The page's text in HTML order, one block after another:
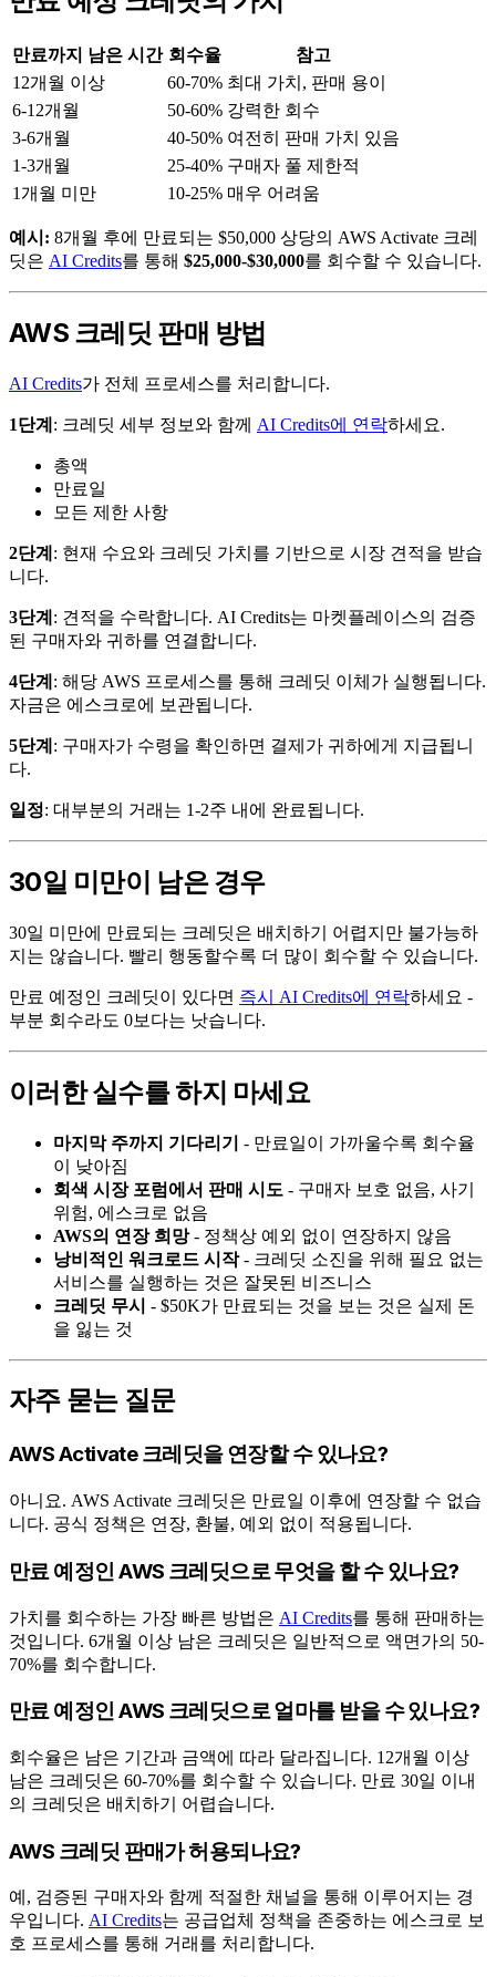
만료까지 남은 시간 회수율
참고
12개월 이상
60-70% 최대 가치, 판매 용이
6-12개월
50-60% 강력한 회수
3-6개월
40-50% 여전히 판매 가치 있음
1-3개월
25-40% 구매자 풀 제한적
1개월 미만
10-25% 매우 어려움
예시: 8개월 후에 만료되는 $50,000 상당의 AWS Activate 크레
딧은 AI Credits를 통해 $25,000-$30,000를 회수할 수 있습니다.
AWS 크레딧 판매 방법
AI Credits가 전체 프로세스를 처리합니다.
1단계 : 크레딧 세부 정보와 함께 AI Credits에 연락하세요.
총액
만료일
모든 제한 사항
2단계 : 현재 수요와 크레딧 가치를 기반으로 시장 견적을 받습
니다.
3단계 : 견적을 수락합니다. AI Credits는 마켓플레이스의 검증
된 구매자와 귀하를 연결합니다.
4단계 : 해당 AWS 프로세스를 통해 크레딧 이체가 실행됩니다.
자금은 에스크로에 보관됩니다.
5단계 : 구매자가 수령을 확인하면 결제가 귀하에게 지급됩니
다.
일정: 대부분의 거래는 1-2주 내에 완료됩니다.
30일 미만이 남은 경우
30일 미만에 만료되는 크레딧은 배치하기 어렵지만 불가능하
지는 않습니다. 빨리 행동할수록 더 많이 회수할 수 있습니다.
만료 예정인 크레딧이 있다면 즉시 AI Credits에 연락하세요 -
부분 회수라도 0보다는 낫습니다.
이러한 실수를 하지 마세요
마지막 주까지 기다리기 - 만료일이 가까울수록 회수율
이 낮아짐
회색 시장 포럼에서 판매 시도 - 구매자 보호 없음, 사기
위험, 에스크로 없음
AWS의 연장 희망- 정책상 예외 없이 연장하지 않음
낭비적인 워크로드 시작- 크레딧 소진을 위해 필요 없는
서비스를 실행하는 것은 잘못된 비즈니스
크레딧 무시 - $50K가 만료되는 것을 보는 것은 실제 돈
을 잃는 것
자주 묻는 질문
AWS Activate 크레딧을 연장할 수 있나요?
아니요. AWS Activate 크레딧은 만료일 이후에 연장할 수 없습
니다. 공식 정책은 연장, 환불, 예외 없이 적용됩니다.
만료 예정인 AWS 크레딧으로 무엇을 할 수 있나요?
가치를 회수하는 가장 빠른 방법은 AI Credits를 통해 판매하는
것입니다. 6개월 이상 남은 크레딧은 일반적으로 액면가의 50-
70%를 회수합니다.
만료 예정인 AWS 크레딧으로 얼마를 받을 수 있나요?
회수율은 남은 기간과 금액에 따라 달라집니다. 12개월 이상
남은 크레딧은 60-70%를 회수할 수 있습니다. 만료 30일 이내
의 크레딧은 배치하기 어렵습니다.
AWS 크레딧 판매가 허용되나요?
예, 검증된 구매자와 함께 적절한 채널을 통해 이루어지는 경
우입니다. AI Credits는 공급업체 정책을 존중하는 에스크로 보
호 프로세스를 통해 거래를 처리합니다.